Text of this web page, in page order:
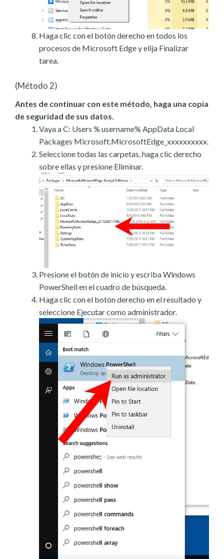
Haga clic con el botón derecho en todos los
procesos de Microsoft Edge y elija Finalizar
tarea.
(Método 2)
Antes de continuar con este método, haga una copia
de seguridad de sus datos.
Vaya a C: Users % username% AppData Local
Packages Microsoft.MicrosoftEdge_xxxxxxxxxx.
Seleccione todas las carpetas, haga clic derecho
sobre ellas y presione Eliminar.
Presione el botón de inicio y escriba Windows
PowerShell en el cuadro de búsqueda.
Haga clic con el botón derecho en el resultado y
seleccione Ejecutar como administrador.